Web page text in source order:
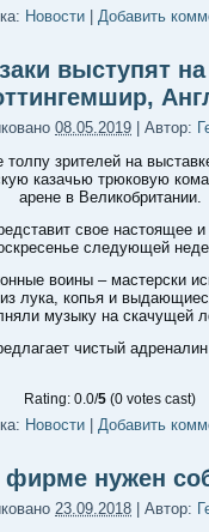
Новости| Добавить
выступят
08.05.2019 Автор:
зрителей на
казачью трюковую
арене в Великобритании.
свое настоящее
следующей
воины – мастерски
лука, копья и
музыку на скачущей
чистый
Rating: 0.0/5 (0 votes cast)
Новости| Добавить
нужен
23.09.2018 Автор: